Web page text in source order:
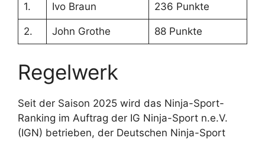
1. Ivo Braun 236 Punkte
2. John Grothe 88 Punkte
Regelwerk
Seit der Saison 2025 wird das Ninja-Sport-
Ranking im Auftrag der IG Ninja-Sport n.e.V.
(IGN) betrieben, der Deutschen Ninja-Sport